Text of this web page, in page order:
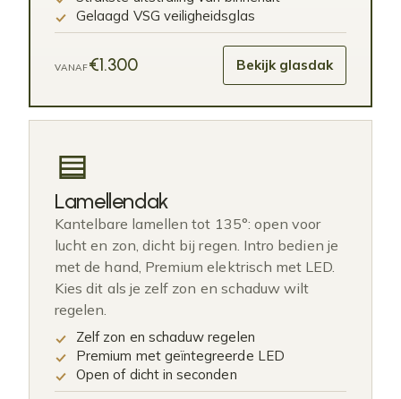
Gelaagd VSG veiligheidsglas
VANAF€1.300 Bekijk glasdak
Lamellendak
Kantelbare lamellen tot 135°: open voor
lucht en zon, dicht bij regen. Intro bedien je
met de hand, Premium elektrisch met LED.
Kies dit als je zelf zon en schaduw wilt
regelen.
Zelf zon en schaduw regelen
Premium met geïntegreerde LED
Open of dicht in seconden